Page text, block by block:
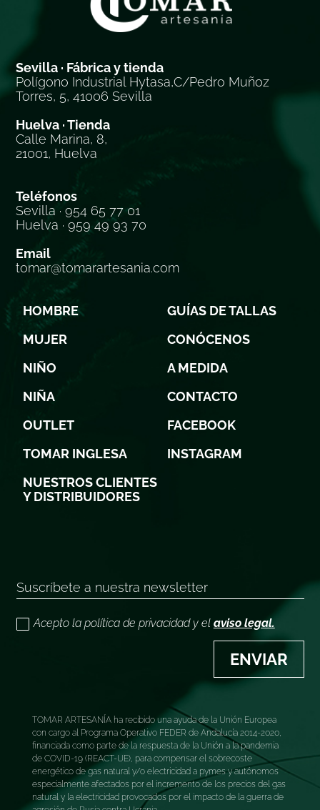
Sevilla · Fábrica y tienda
Polígono Industrial Hytasa,C/Pedro Muñoz
Torres, 5, 41006 Sevilla
Huelva · Tienda
Calle Marina, 8,
21001, Huelva
Teléfonos
Sevilla · 954 65 77 01
Huelva · 959 49 93 70
Email
tomar@tomarartesania.com
HOMBRE
MUJER
NIÑO
NIÑA
OUTLET
TOMAR INGLESA
NUESTROS CLIENTES
Y DISTRIBUIDORES
GUÍAS DE TALLAS
CONÓCENOS
A MEDIDA
CONTACTO
FACEBOOK
INSTAGRAM
Acepto la política de privacidad y el aviso legal.
ENVIAR
TOMAR ARTESANÍA ha recibido una ayuda de la Unión Europea
con cargo al Programa Operativo FEDER de Andalucía 2014-2020,
financiada como parte de la respuesta de la Unión a la pandemia
de COVID-19 (REACT-UE), para compensar el sobrecoste
energético de gas natural y/o electricidad a pymes y autónomos
especialmente afectados por el incremento de los precios del gas
natural y la electricidad provocados por el impacto de la guerra de